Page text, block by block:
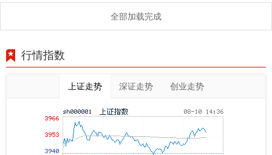
全部加载完成
行情指数
上证走势 深证走势 创业走势